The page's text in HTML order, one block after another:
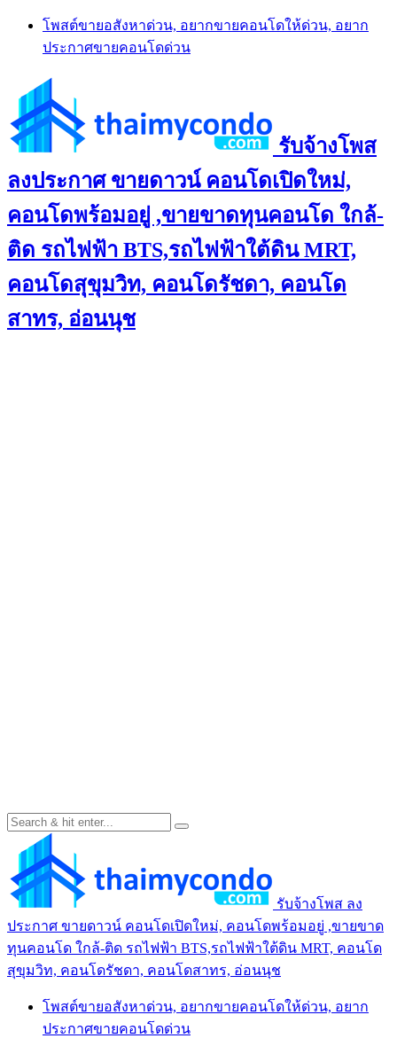
Skip
content
โพสต์ขายอสังหาด่วน, อยากขายคอนโดให้ด่วน, อยาก
ประกาศขายคอนโดด่วน
รับจ้างโพส
ลงประกาศ ขายดาวน์ คอนโดเปิดใหม่,
คอนโดพร้อมอยู่ ,ขายขาดทุนคอนโด ใกล้-
ติด รถไฟฟ้า BTS,รถไฟฟ้าใต้ดิน MRT,
คอนโดสุขุมวิท, คอนโดรัชดา, คอนโด
สาทร, อ่อนนุช
รับจ้างโพส ลง
ประกาศ ขายดาวน์ คอนโดเปิดใหม่, คอนโดพร้อมอยู่ ,ขายขาด
ทุนคอนโด ใกล้-ติด รถไฟฟ้า BTS,รถไฟฟ้าใต้ดิน MRT, คอนโด
สุขุมวิท, คอนโดรัชดา, คอนโดสาทร, อ่อนนุช
โพสต์ขายอสังหาด่วน, อยากขายคอนโดให้ด่วน, อยาก
ประกาศขายคอนโดด่วน